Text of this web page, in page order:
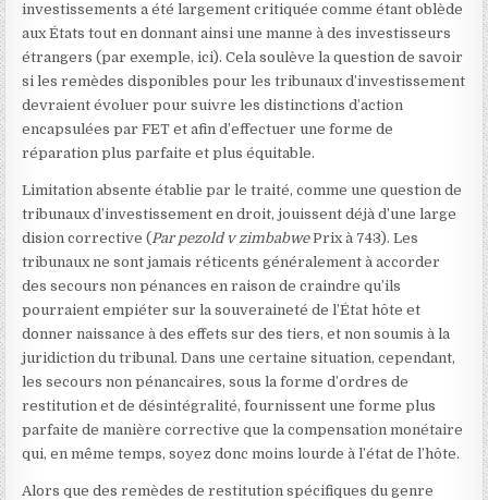
investissements a été largement critiquée comme étant oblède
aux États tout en donnant ainsi une manne à des investisseurs
étrangers (par exemple, ici). Cela soulève la question de savoir
si les remèdes disponibles pour les tribunaux d’investissement
devraient évoluer pour suivre les distinctions d’action
encapsulées par FET et afin d’effectuer une forme de
réparation plus parfaite et plus équitable.
Limitation absente établie par le traité, comme une question de
tribunaux d’investissement en droit, jouissent déjà d’une large
dision corrective (Par pezold v zimbabwePrixà 743). Les
tribunaux ne sont jamais réticents généralement à accorder
des secours non pénances en raison de craindre qu’ils
pourraient empiéter sur la souveraineté de l’État hôte et
donner naissance à des effets sur des tiers, et non soumis à la
juridiction du tribunal. Dans une certaine situation, cependant,
les secours non pénancaires, sous la forme d’ordres de
restitution et de désintégralité, fournissent une forme plus
parfaite de manière corrective que la compensation monétaire
qui, en même temps, soyez donc moins lourde à l’état de l’hôte.
Alors que des remèdes de restitution spécifiques du genre